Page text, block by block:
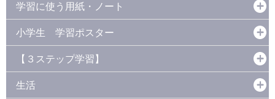
学習に使う用紙・ノート
小学生 学習ポスター
【３ステップ学習】
生活